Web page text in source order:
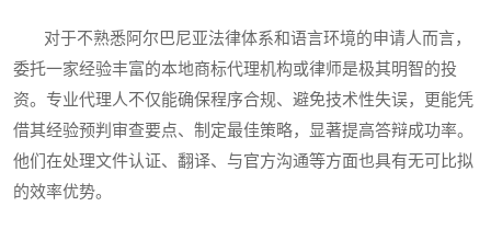
对于不熟悉阿尔巴尼亚法律体系和语言环境的申请人而言，
委托一家经验丰富的本地商标代理机构或律师是极其明智的投
资。专业代理人不仅能确保程序合规、避免技术性失误，更能凭
借其经验预判审查要点、制定最佳策略，显著提高答辩成功率。
他们在处理文件认证、翻译、与官方沟通等方面也具有无可比拟
的效率优势。